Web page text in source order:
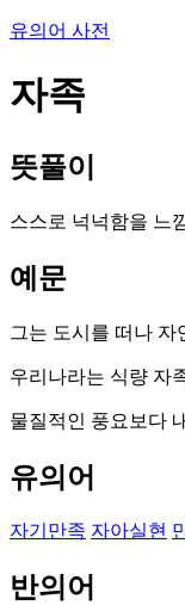
유의어 사전
자족
뜻풀이
스스로 넉넉함을 느
예문
그는 도시를 떠나 자
우리나라는 식량 자
물질적인 풍요보다
유의어
자기만족 자아실현
반의어